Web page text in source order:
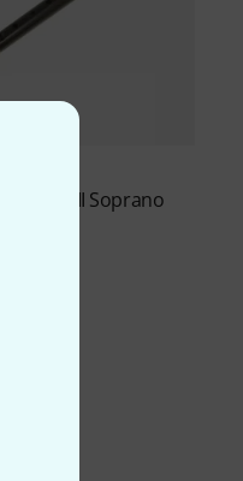
YRS-302 BIII Soprano